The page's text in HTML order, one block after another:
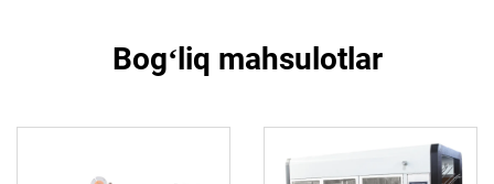
Bogʻliq mahsulotlar